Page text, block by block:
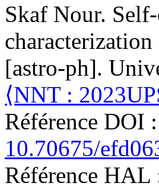
Skaf Nour.
[astro-ph].
⟨NNT :
Référence DOI :
10.70675/
Référence HAL